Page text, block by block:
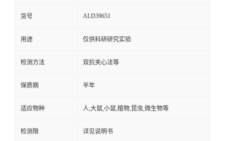
货号 ALD39651
用途 仅供科研研究实验
检测方法 双抗夹心法等
保质期 半年
适应物种 人,大鼠,小鼠,植物,昆虫,微生物等
检测限 详见说明书